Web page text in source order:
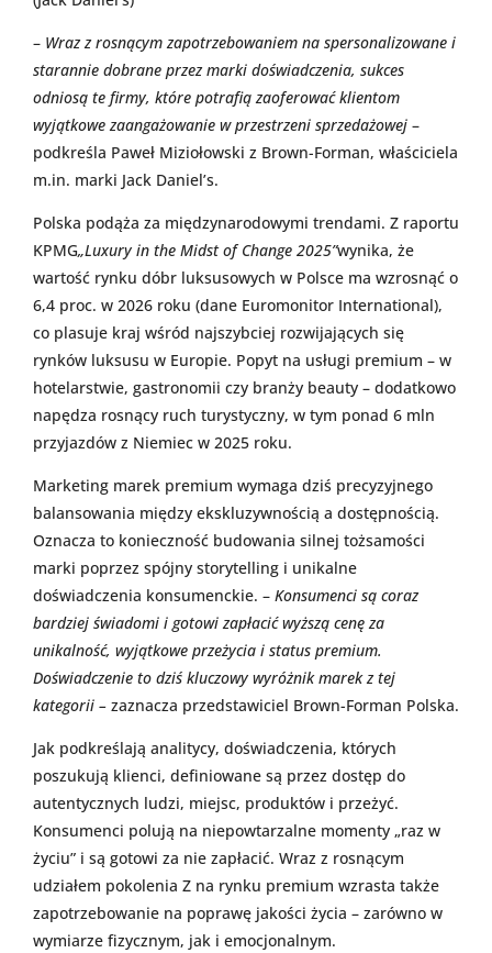
– Wraz z rosnącym zapotrzebowaniem na spersonalizowane i
starannie dobrane przez marki doświadczenia, sukces
odniosą te firmy, które potrafią zaoferować klientom
wyjątkowe zaangażowanie w przestrzeni sprzedażowej –
podkreśla Paweł Miziołowski z Brown-Forman, właściciela
m.in. marki Jack Daniel’s.
Polska podąża za międzynarodowymi trendami. Z raportu
KPMG„Luxury in the Midst of Change 2025”wynika, że
wartość rynku dóbr luksusowych w Polsce ma wzrosnąć o
6,4 proc. w 2026 roku (dane Euromonitor International),
co plasuje kraj wśród najszybciej rozwijających się
rynków luksusu w Europie. Popyt na usługi premium – w
hotelarstwie, gastronomii czy branży beauty – dodatkowo
napędza rosnący ruch turystyczny, w tym ponad 6 mln
przyjazdów z Niemiec w 2025 roku.
Marketing marek premium wymaga dziś precyzyjnego
balansowania między ekskluzywnością a dostępnością.
Oznacza to konieczność budowania silnej tożsamości
marki poprzez spójny storytelling i unikalne
doświadczenia konsumenckie. – Konsumenci są coraz
bardziej świadomi i gotowi zapłacić wyższą cenę za
unikalność, wyjątkowe przeżycia i status premium.
Doświadczenie to dziś kluczowy wyróżnik marek z tej
kategorii – zaznacza przedstawiciel Brown-Forman Polska.
Jak podkreślają analitycy, doświadczenia, których
poszukują klienci, definiowane są przez dostęp do
autentycznych ludzi, miejsc, produktów i przeżyć.
Konsumenci polują na niepowtarzalne momenty „raz w
życiu” i są gotowi za nie zapłacić. Wraz z rosnącym
udziałem pokolenia Z na rynku premium wzrasta także
zapotrzebowanie na poprawę jakości życia – zarówno w
wymiarze fizycznym, jak i emocjonalnym.